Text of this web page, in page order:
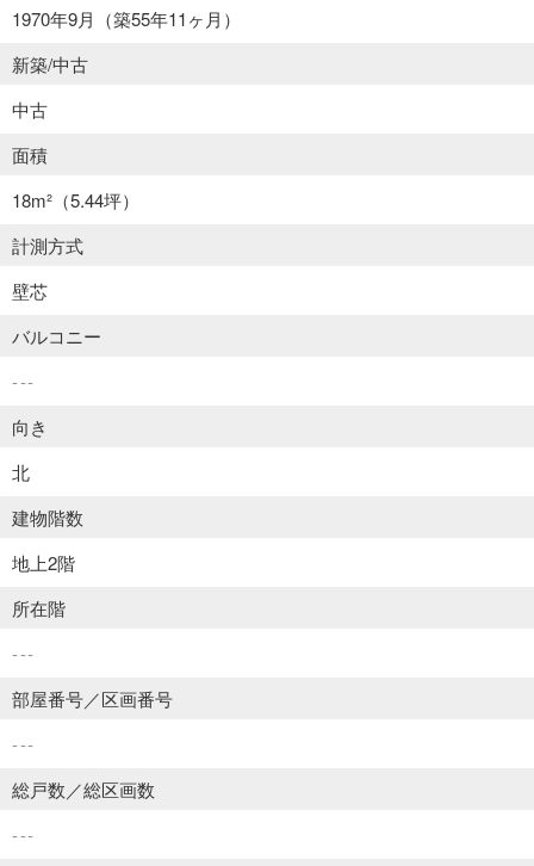
1970年9月（築55年11ヶ月）
新築/中古
中古
面積
18m² （5.44坪）
計測方式
壁芯
バルコニー
---
向き
北
建物階数
地上2階
所在階
---
部屋番号／区画番号
---
総戸数／総区画数
---